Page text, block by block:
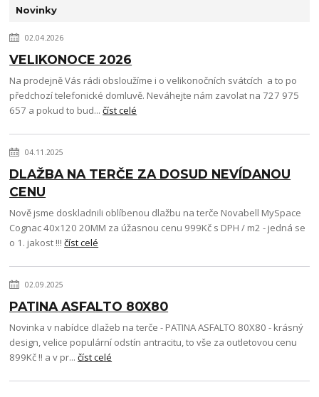
Novinky
02.04.2026
VELIKONOCE 2026
Na prodejně Vás rádi obsloužíme i o velikonočních svátcích a to po
předchozí telefonické domluvě. Neváhejte nám zavolat na 727 975
657 a pokud to bud...číst celé
04.11.2025
DLAŽBA NA TERČE ZA DOSUD NEVÍDANOU
CENU
Nově jsme doskladnili oblíbenou dlažbu na terče Novabell MySpace
Cognac 40x120 20MM za úžasnou cenu 999Kč s DPH / m2 - jedná se
o 1. jakost !!!číst celé
02.09.2025
PATINA ASFALTO 80X80
Novinka v nabídce dlažeb na terče - PATINA ASFALTO 80X80 - krásný
design, velice populární odstín antracitu, to vše za outletovou cenu
899Kč !! a v pr...číst celé